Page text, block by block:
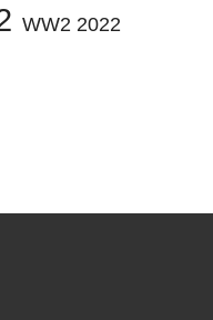
WW2 2022